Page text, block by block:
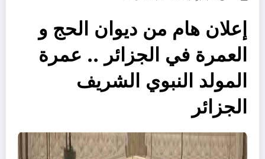
إعلان هام من ديوان الحج و
العمرة في الجزائر .. عمرة
المولد النبوي الشريف
الجزائر